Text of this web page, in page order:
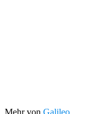
Mehr von Galileo